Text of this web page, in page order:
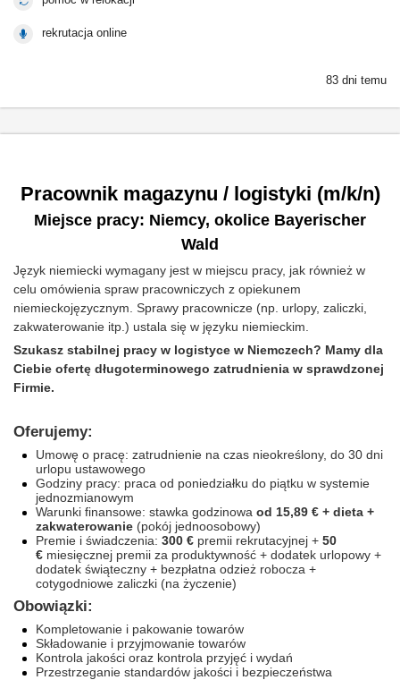
rekrutacja online
83 dni temu
Pracownik magazynu / logistyki (m/k/n)
Miejsce pracy: Niemcy, okolice Bayerischer
Wald
Język niemiecki wymagany jest w miejscu pracy, jak również w
celu omówienia spraw pracowniczych z opiekunem
niemieckojęzycznym. Sprawy pracownicze (np. urlopy, zaliczki,
zakwaterowanie itp.) ustala się w języku niemieckim.
Szukasz stabilnej pracy w logistyce w Niemczech? Mamy dla
Ciebie ofertę długoterminowego zatrudnienia w sprawdzonej
Firmie.
Oferujemy:
Umowę o pracę: zatrudnienie na czas nieokreślony, do 30 dni
urlopu ustawowego
Godziny pracy: praca od poniedziałku do piątku w systemie
jednozmianowym
Warunki finansowe: stawka godzinowa od 15,89 € + dieta +
zakwaterowanie (pokój jednoosobowy)
Premie i świadczenia: 300 € premii rekrutacyjnej + 50
€ miesięcznej premii za produktywność + dodatek urlopowy +
dodatek świąteczny + bezpłatna odzież robocza +
cotygodniowe zaliczki (na życzenie)
Obowiązki:
Kompletowanie i pakowanie towarów
Składowanie i przyjmowanie towarów
Kontrola jakości oraz kontrola przyjęć i wydań
Przestrzeganie standardów jakości i bezpieczeństwa